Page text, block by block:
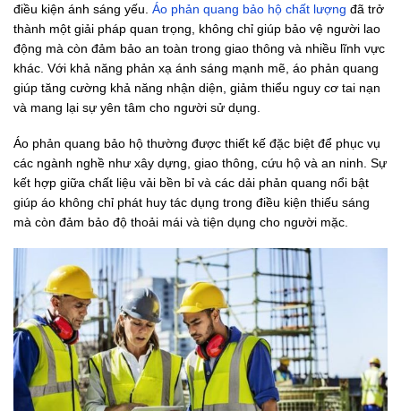
điều kiện ánh sáng yếu. Áo phản quang bảo hộ chất lượng đã trở
thành một giải pháp quan trọng, không chỉ giúp bảo vệ người lao
động mà còn đảm bảo an toàn trong giao thông và nhiều lĩnh vực
khác. Với khả năng phản xạ ánh sáng mạnh mẽ, áo phản quang
giúp tăng cường khả năng nhận diện, giảm thiểu nguy cơ tai nạn
và mang lại sự yên tâm cho người sử dụng.
Áo phản quang bảo hộ thường được thiết kế đặc biệt để phục vụ
các ngành nghề như xây dựng, giao thông, cứu hộ và an ninh. Sự
kết hợp giữa chất liệu vải bền bỉ và các dải phản quang nổi bật
giúp áo không chỉ phát huy tác dụng trong điều kiện thiếu sáng
mà còn đảm bảo độ thoải mái và tiện dụng cho người mặc.